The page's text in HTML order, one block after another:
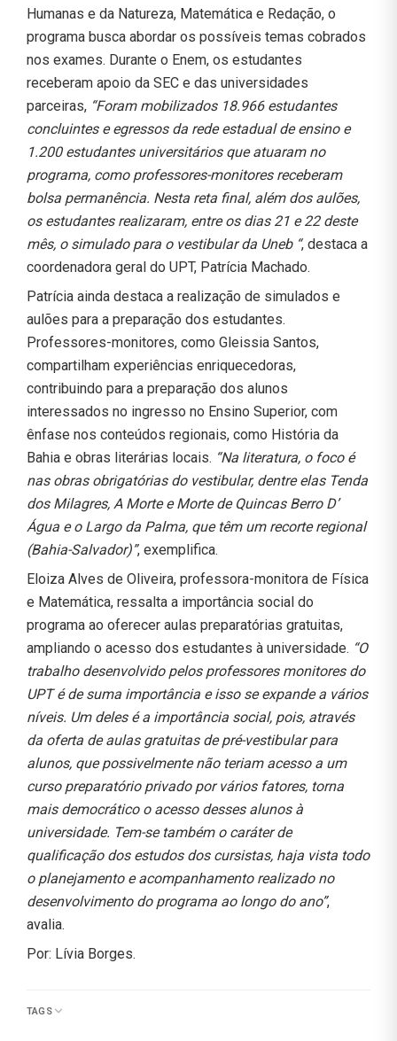
Humanas e da Natureza, Matemática e Redação, o
programa busca abordar os possíveis temas cobrados
nos exames. Durante o Enem, os estudantes
receberam apoio da SEC e das universidades
parceiras, “Foram mobilizados 18.966 estudantes
concluintes e egressos da rede estadual de ensino e
1.200 estudantes universitários que atuaram no
programa, como professores-monitores receberam
bolsa permanência. Nesta reta final, além dos aulões,
os estudantes realizaram, entre os dias 21 e 22 deste
mês, o simulado para o vestibular da Uneb “, destaca a
coordenadora geral do UPT, Patrícia Machado.
Patrícia ainda destaca a realização de simulados e
aulões para a preparação dos estudantes.
Professores-monitores, como Gleissia Santos,
compartilham experiências enriquecedoras,
contribuindo para a preparação dos alunos
interessados no ingresso no Ensino Superior, com
ênfase nos conteúdos regionais, como História da
Bahia e obras literárias locais. “Na literatura, o foco é
nas obras obrigatórias do vestibular, dentre elas Tenda
dos Milagres, A Morte e Morte de Quincas Berro D’
Água e o Largo da Palma, que têm um recorte regional
(Bahia-Salvador)”, exemplifica.
Eloiza Alves de Oliveira, professora-monitora de Física
e Matemática, ressalta a importância social do
programa ao oferecer aulas preparatórias gratuitas,
ampliando o acesso dos estudantes à universidade. “O
trabalho desenvolvido pelos professores monitores do
UPT é de suma importância e isso se expande a vários
níveis. Um deles é a importância social, pois, através
da oferta de aulas gratuitas de pré-vestibular para
alunos, que possivelmente não teriam acesso a um
curso preparatório privado por vários fatores, torna
mais democrático o acesso desses alunos à
universidade. Tem-se também o caráter de
qualificação dos estudos dos cursistas, haja vista todo
o planejamento e acompanhamento realizado no
desenvolvimento do programa ao longo do ano”,
avalia.
Por: Lívia Borges.
TAGS